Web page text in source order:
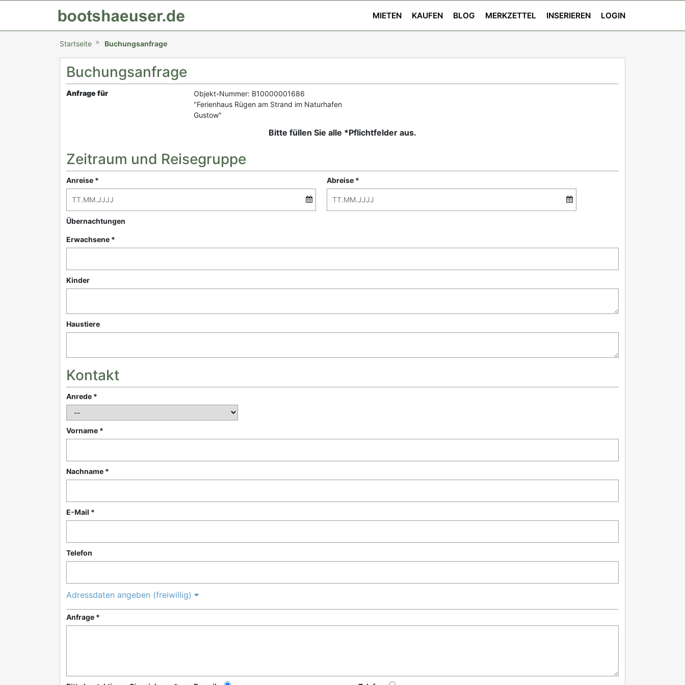
MIETEN KAUFEN BLOG MERKZETTEL INSERIEREN LOGIN
Startseite Buchungsanfrage
Buchungsanfrage
Anfrage für
Objekt-Nummer: B10000001686
"Ferienhaus Rügen am Strand im Naturhafen
Gustow"
Bitte füllen Sie alle *Pflichtfelder aus.
Zeitraum und Reisegruppe
Anreise * Abreise *
Übernachtungen
Erwachsene *
Kinder
Haustiere
Kontakt
Anrede *
Vorname *
Nachname *
E-Mail *
Telefon
Adressdaten angeben (freiwillig)
Anfrage *